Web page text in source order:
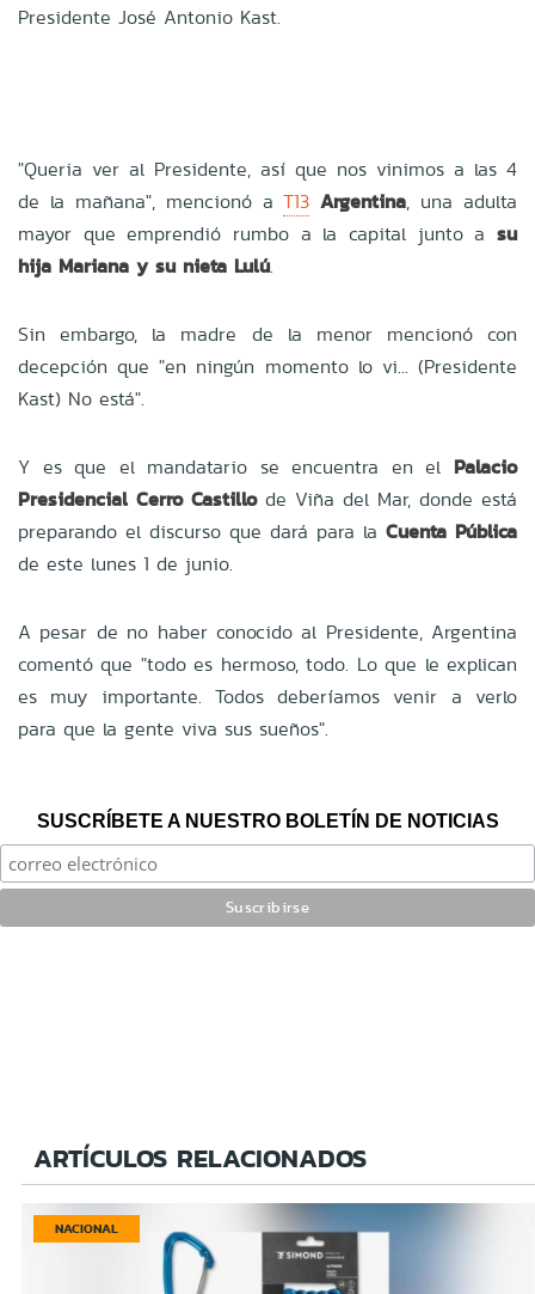
Presidente José Antonio Kast.
"Queria ver al Presidente, así que nos vinimos a las 4
de la mañana", mencionó aT13 Argentina, una adulta
mayor que emprendió rumbo a la capital junto a su
hija Mariana y su nieta Lulú.
Sin embargo, la madre de la menor mencionó con
decepción que "en ningún momento lo vi... (Presidente
Kast) No está".
Y es que el mandatario se encuentra en el Palacio
Presidencial Cerro Castillode Viña del Mar, donde está
preparando el discurso que dará para la Cuenta Pública
de este lunes 1 de junio.
A pesar de no haber conocido al Presidente, Argentina
comentó que "todo es hermoso, todo. Lo que le explican
es muy importante. Todos deberíamos venir a verlo
para que la gente viva sus sueños".
SUSCRÍBETE A NUESTRO BOLETÍN DE NOTICIAS
ARTÍCULOS RELACIONADOS
NACIONAL